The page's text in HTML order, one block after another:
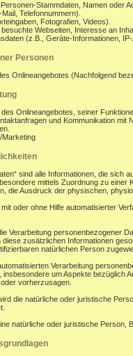
Stammdaten, Namen oder
Telefonnummern).
Fotografien, Videos).
Webseiten, Interesse an
(z.B., Geräte-Informationen, IP-
Personen
Onlineangebotes (Nachfolgend
Onlineangebotes, seiner
und Kommunikation mit
Marketing
sind alle Informationen, die
mittels Zuordnung zu einer
die Ausdruck der physischen,
mit oder ohne Hilfe automatisierter
Verarbeitung
zusätzlichen Informationen
natürlichen Person
automatisierten Verarbeitung
insbesondere um Aspekte bezüglich
vorherzusagen.
die natürliche oder juristische
natürliche oder juristische